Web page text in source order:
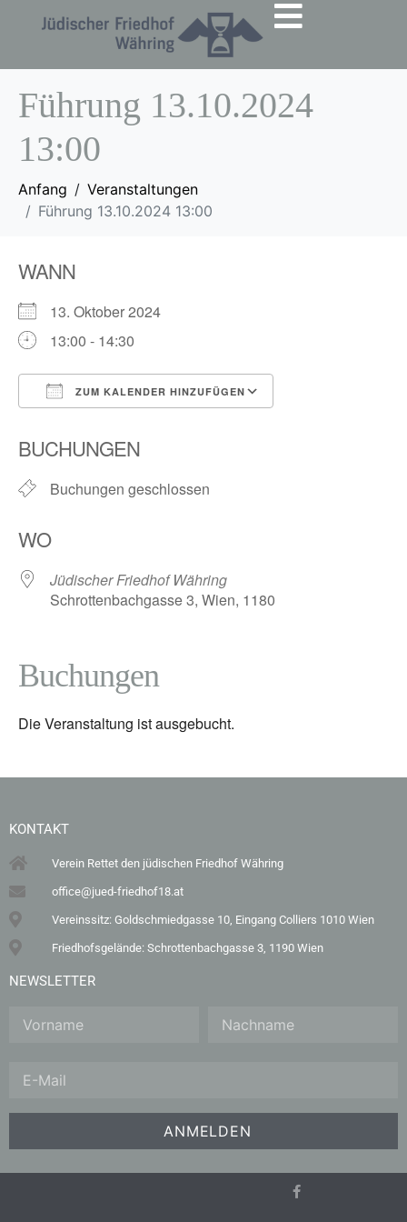
Führung 13.10.2024
13:00
Anfang
Veranstaltungen
Führung 13.10.2024 13:00
WANN
13. Oktober 2024
13:00 - 14:30
ZUM KALENDER HINZUFÜGEN
BUCHUNGEN
Buchungen geschlossen
WO
Jüdischer Friedhof Währing
Schrottenbachgasse 3, Wien, 1180
Buchungen
Die Veranstaltung ist ausgebucht.
KONTAKT
Verein Rettet den jüdischen Friedhof Währing
office@jued-friedhof18.at
Vereinssitz: Goldschmiedgasse 10, Eingang Colliers 1010 Wien
Friedhofsgelände: Schrottenbachgasse 3, 1190 Wien
NEWSLETTER